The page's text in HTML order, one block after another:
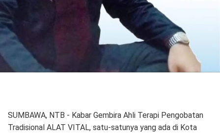
SUMBAWA, NTB - Kabar Gembira Ahli Terapi Pengobatan
Tradisional ALAT VITAL, satu-satunya yang ada di Kota